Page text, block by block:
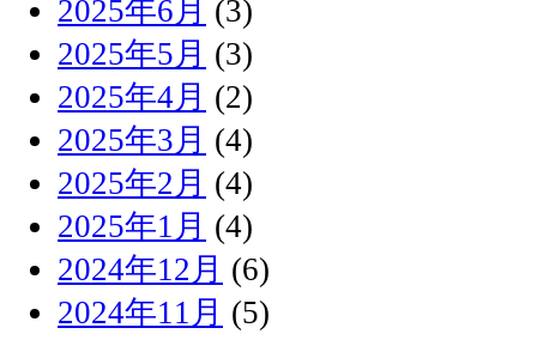
2025年6月 (3)
2025年5月 (3)
2025年4月 (2)
2025年3月 (4)
2025年2月 (4)
2025年1月 (4)
2024年12月 (6)
2024年11月 (5)